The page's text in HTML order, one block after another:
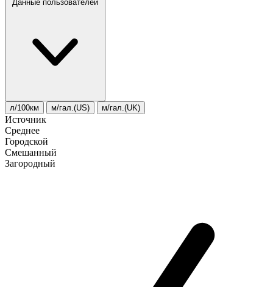
Данные пользователей
л/100км м/гал.(US) м/гал.(UK)
Источник
Среднее
Городской
Смешанный
Загородный